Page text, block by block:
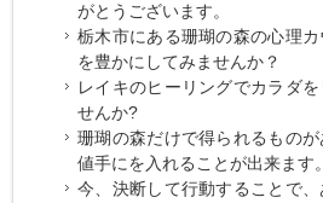
がとうございます。
栃木市にある珊瑚の森の心理
を豊かにしてみませんか？
レイキのヒーリングでカラダ
せんか?
珊瑚の森だけで得られるもの
値手にを入れることが出来ます。
今、決断して行動することで